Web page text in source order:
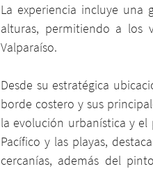
La experiencia incluye una
alturas, permitiendo a los
Valparaíso.
Desde su estratégica
borde costero y sus
la evolución urbanística y
Pacífico y las playas,
cercanías, además del